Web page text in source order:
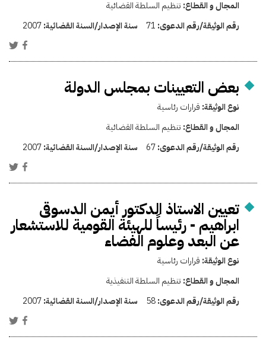
المجال و القطاع: تنظيم السلطة القضائية
رقم الوثيقة/رقم الدعوى: 71 سنة الإصدار/السنة القضائية:2007
بعض التعيينات بمجلس الدولة
نوع الوثيقة: قرارات رئاسية
المجال و القطاع: تنظيم السلطة القضائية
رقم الوثيقة/رقم الدعوى:67 سنة الإصدار/السنة القضائية:2007
تعيين الاستاذ الدكتور أيمن الدسوقى
ابراهيم - رئيساً للهيئة القومية للاستشعار
عن البعد وعلوم الفضاء
نوع الوثيقة: قرارات رئاسية
المجال و القطاع: تنظيم السلطة التنفيذية
رقم الوثيقة/رقم الدعوى:58 سنة الإصدار/السنة القضائية:2007